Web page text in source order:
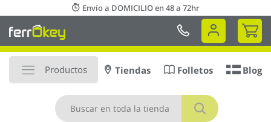
al
contenido
Envío a DOMICILIO en 48 a 72hr
Mi
Productos
Buscar
Tiendas Folletos Blog